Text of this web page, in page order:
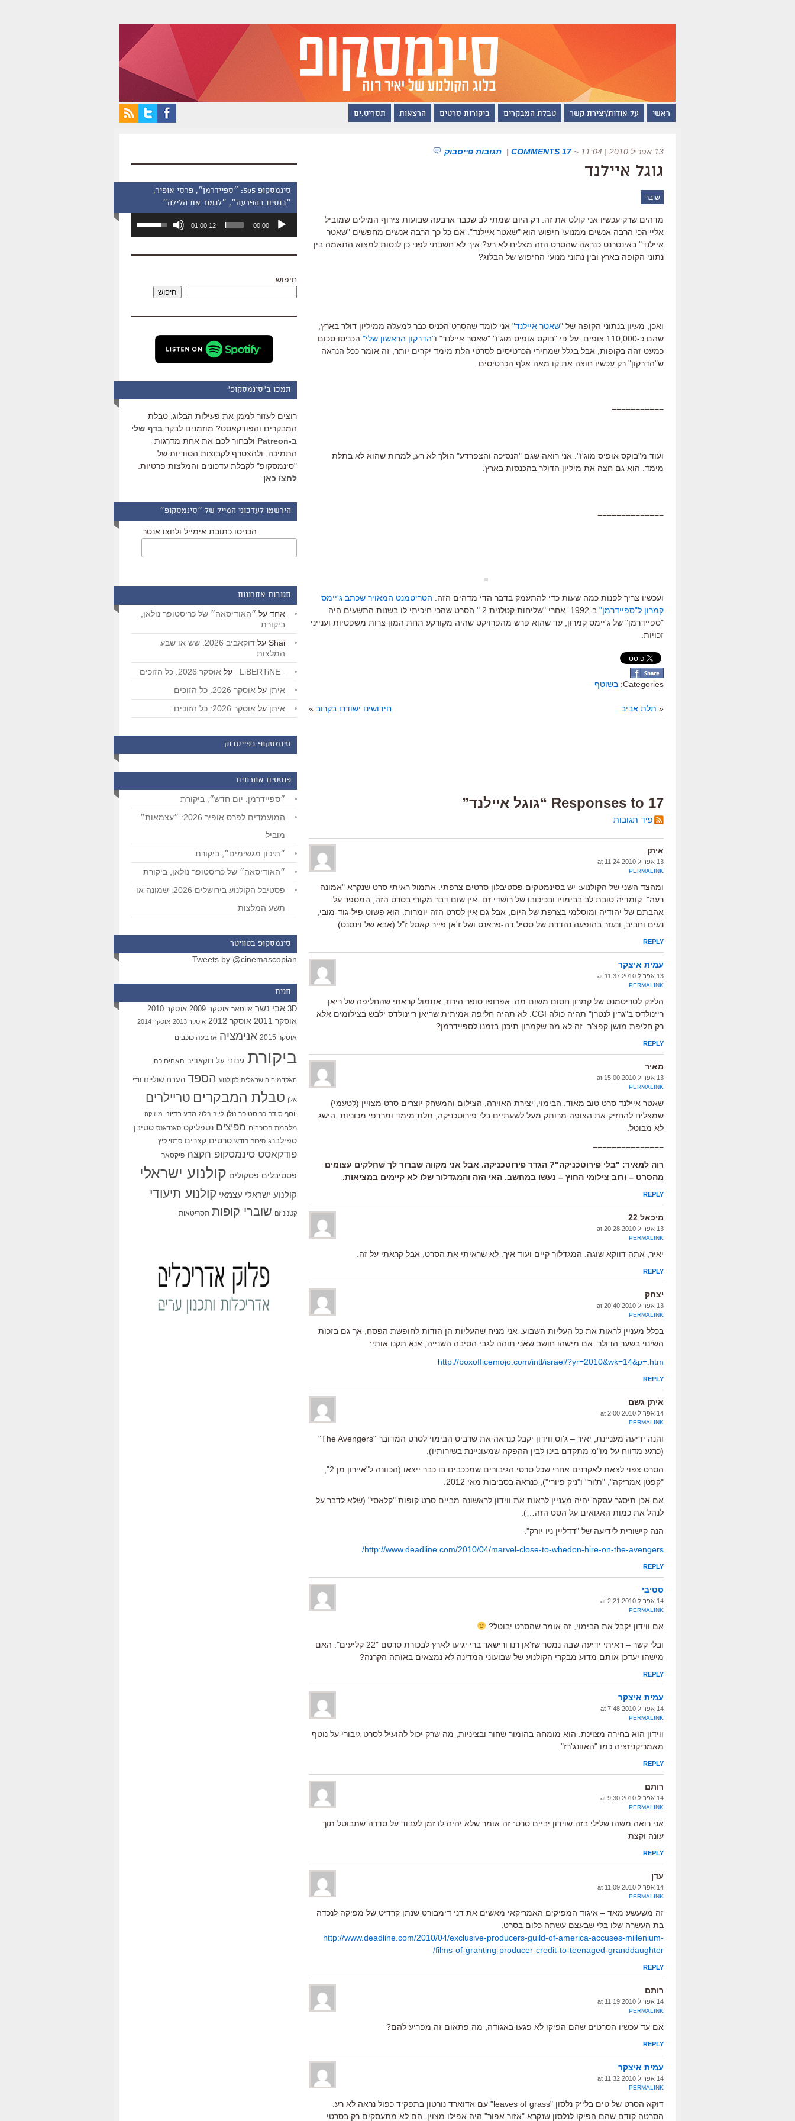
ראשי על אודות/יצירת קשר טבלת המבקרים ביקורות סרטים הרצאות תסריט.ים
13 אפריל 2010 | 11:04 ~
17 COMMENTS
| תגובות פייסבוק
גוגל איילנד
שובר
מדהים שרק עכשיו אני קולט את זה. רק היום שמתי לב שכבר ארבעה שבועות צירוף המילים שמוביל
אליי הכי הרבה אנשים ממנועי חיפוש הוא "שאטר איילנד". אם כל כך הרבה אנשים מחפשים "שאטר
איילנד" באינטרנט כנראה שהסרט הזה מצליח לא רע? איך לא חשבתי לפני כן לנסות למצוא התאמה בין
נתוני הקופה בארץ ובין נתוני מנועי החיפוש של הבלוג?
ואכן, מעיון בנתוני הקופה של "שאטר איילנד" אני לומד שהסרט הכניס כבר למעלה ממיליון דולר בארץ,
שהם כ-110,000 צופים. על פי "בוקס אופיס מוג'ו" "שאטר איילנד" ו
"הדרקון הראשון שלי" הכניסו סכום
כמעט זהה בקופות, אבל בגלל שמחירי הכרטיסים לסרטי הלת מימד יקרים יותר, זה אומר ככל הנראה
ש"הדרקון" רק עכשיו חוצה את קו מאה אלף הכרטיסים.
===========
ועוד מ"בוקס אופיס מוג'ו": אני רואה שגם "הנסיכה והצפרדע" הולך לא רע, למרות שהוא לא בתלת
מימד. הוא גם חצה את מיליון הדולר בהכנסות בארץ.
==============
ועכשיו צריך לפנות כמה שעות כדי להתעמק בדבר הדי מדהים הזה: הטריטמנט המאויר שכתב ג'יימס
קמרון ל"ספיידרמן"
ב-1992. אחרי "שליחות קטלנית 2 " הסרט שהכי חיכיתי לו בשנות התשעים היה
"ספיידרמן" של ג'יימס קמרון, עד שהוא פרש מהפרויקט שהיה מקורקע תחת המון צרות משפטיות וענייני
זכויות.
Categories: בשוטף
« תלת אביב חידושינו ישודרו בקרוב »
17 Responses to “גוגל איילנד”
פיד תגובות
איתן
13 אפריל 2010 at 11:24
PERMALINK
ומהצד השני של הקולנוע: יש בסינמטקים פסטיבלון סרטים צרפתי. אתמול ראיתי סרט שנקרא "אמונה
רעה". קומדיה טובת לב בבימויו ובכיכובו של רושדי זם. אין שום דבר מקורי בסרט הזה, המספר על
אהבתם של יהודיה ומוסלמי בצרפת של היום, אבל גם אין לסרט הזה יומרות. הוא פשוט פיל-גוד-מובי,
נעים וחביב, ונעזר בהופעה נהדרת של ססיל דה-פראנס ושל ז'אן פייר קאסל ז"ל (אבא של וינסנט).
REPLY
עמית איצקר
13 אפריל 2010 at 11:37
PERMALINK
הלינק לטריטמנט של קמרון חסום משום מה. אפרופו סופר הירוז, אתמול קראתי שהחליפה של ריאן
ריינולדס ב"גרין לנטרן" תהיה כולה CGI. לא תהיה חליפה אמיתית שריאן ריינולדס ילבש בצילומים אלא
רק חליפת מושן קפצ'ר. זה לא מה שקמרון תיכנן בזמנו לספיידרמן?
REPLY
מאיר
13 אפריל 2010 at 15:00
PERMALINK
שאטר איילנד סרט טוב מאוד. הבימוי, יצירת האוירה, הצילום והמשחק יוצרים סרט מצויין (לטעמי)
שמצליח להחזיק את הצופה מרותק מעל לשעתיים בלי פירוטכניקה, תלת מימד ומרדפי מכוניות. הישג
לא מבוטל.
===============
רוה למאיר: "בלי פירוטכניקה"? הגדר פירוטכניקה. אבל אני מקווה שברור לך שחלקים עצומים
מהסרט – ורוב צילומי החוץ – נעשו במחשב. האי הזה והמגדלור שלו לא קיימים במציאות.
REPLY
מיכאל 22
13 אפריל 2010 at 20:28
PERMALINK
יאיר, אתה דווקא שוגה. המגדלור קיים ועוד איך. לא שראיתי את הסרט, אבל קראתי על זה.
REPLY
יצחק
13 אפריל 2010 at 20:40
PERMALINK
בכלל מעניין לראות את כל העליות השבוע. אני מניח שהעליות הן הודות לחופשת הפסח, אך גם בזכות
השינוי בשער הדולר. אם מישהו חושב שאני תוהה לגבי הסיבה השנייה, אנא תקנו אותי:
http://boxofficemojo.com/intl/israel/?yr=2010&wk=14&p=.htm
REPLY
איתן גשם
14 אפריל 2010 at 2:00
PERMALINK
והנה ידיעה מעניינת, יאיר – ג'וס ווידון יקבל כנראה את שרביט הבימוי לסרט המדובר "The Avengers"
(כרגע מדווח על מו"מ מתקדם בינו לבין ההפקה שמעוניינת בשירותיו).
הסרט צפוי לצאת לאקרנים אחרי שכל סרטי הגיבורים שמככבים בו כבר ייצאו (הכוונה ל"איירון מן 2",
"קפטן אמריקה", "ת'ור" ו"ניק פיורי"), כנראה בסביבות מאי 2012.
אם אכן תיסגר עסקה יהיה מעניין לראות את ווידון לראשונה מביים סרט קופות "קלאסי" (שלא לדבר על
לנהל את כמות האגואים על הסט הזה…).
הנה קישורית לידיעה של "דדליין ניו יורק":
http://www.deadline.com/2010/04/marvel-close-to-whedon-hire-on-the-avengers/
REPLY
סטיבי
14 אפריל 2010 at 2:21
PERMALINK
אם ווידון יקבל את הבימוי, זה אומר שהסרט יבוטל?
ובלי קשר – ראיתי ידיעה שבה נמסר שז'אן רנו ורישאר ברי יגיעו לארץ לבכורת סרטם "22 קליעים". האם
מישהו יעדכן אותם מדוע מבקרי הקולנוע של שבועוני המדינה לא נמצאים באותה הקרנה?
REPLY
עמית איצקר
14 אפריל 2010 at 7:48
PERMALINK
ווידון הוא בחירה מצוינת. הוא מומחה בהומור שחור ובציניות, מה שרק יכול להועיל לסרט גיבורי על נוטף
מאמריקניזציה כמו "האוונג'רז".
REPLY
רותם
14 אפריל 2010 at 9:30
PERMALINK
אני רואה משהו שלילי בזה שוידון יביים סרט: זה אומר שלא יהיה לו זמן לעבוד על סדרה שתבוטל תוך
עונה וקצת
REPLY
עדן
14 אפריל 2010 at 11:09
PERMALINK
זה משעשע מאד – איגוד המפיקים האמריקאי מאשים את דני דימבורט שנתן קרדיט של מפיקה לנכדה
בת העשרה שלו בלי שבעצם עשתה כלום בסרט.
http://www.deadline.com/2010/04/exclusive-producers-guild-of-america-accuses-millenium-
films-of-granting-producer-credit-to-teenaged-granddaughter/
REPLY
רותם
14 אפריל 2010 at 11:19
PERMALINK
אם עד עכשיו הסרטים שהם הפיקו לא פגעו באגודה, מה פתאום זה מפריע להם?
REPLY
עמית איצקר
14 אפריל 2010 at 11:32
PERMALINK
דוקא הסרט של טים בלייק נלסון "leaves of grass" עם אדוארד נורטון בתפקיד כפול נראה לא רע.
הסרטה קודם שהם הפיקו לנלסון שנקרא "אזור אפור" היה אפילו מצוין. הם לא מתעסקים רק בסרטי
סינמסקופ 505: ״ספיידרמן״, פרסי אופיר,
״בוסית בהפרעה״, ״לגמור את הלילה״
אודיו
00:00
01:00:12
השתמש
כדי
שמע.
חיפוש
חיפוש
תמכו ב"סינמסקופ"
רוצים לעזור לממן את פעילות הבלוג, טבלת
המבקרים והפודקאסט? מוזמנים לבקר בדף שלי
ב-Patreon
ולבחור לכם את אחת מדרגות
התמיכה, ולהצטרף לקבוצות הסודיות של
"סינמסקופ" לקבלת עדכונים והמלצות פרטיות.
לחצו כאן
הירשמו לעדכוני המייל של ״סינמסקופ״
הכניסו כתובת אימייל ולחצו אנטר
תגובות אחרונות
אחד על ״האודיסאה״ של כריסטופר נולאן,
ביקורת
Shai על
דוקאביב 2026: שש או שבע
המלצות
על אוסקר 2026: כל הזוכים
איתן על אוסקר 2026: כל הזוכים
איתן על אוסקר 2026: כל הזוכים
סינמסקופ בפייסבוק
פוסטים אחרונים
״ספיידרמן: יום חדש״, ביקורת
המועמדים לפרס אופיר 2026: ״עצמאות״
מוביל
״תיכון מגשימים״, ביקורת
״האודיסאה״ של כריסטופר נולאן, ביקורת
פסטיבל הקולנוע בירושלים 2026: שמונה או
תשע המלצות
סינמסקופ בטוויטר
Tweets by @cinemascopian
תגים
3D אבי נשר אווטאר אוסקר 2009 אוסקר 2010
אוסקר 2011 אוסקר 2012 אוסקר 2013 אוסקר 2014
אוסקר 2015 אנימציה ארבעה כוכבים
ביקורת גיבורי על דוקאביב האחים כהן
האקדמיה הישראלית לקולנוע הספד הערת שוליים וודי
אלן טבלת המבקרים טריילרים
יוסף סידר כריסטופר נולן לייב בלוג מדע בדיוני מוזיקה
מלחמת הכוכבים מפיצים נטפליקס סאנדאנס סטיבן
ספילברג סיכום חודש סרטים קצרים סרטי קיץ
פודקאסט סינמסקופ הקצה פיקסאר
פסטיבלים פסקולים קולנוע ישראלי
קולנוע ישראלי עצמאי קולנוע תיעודי
קטנוניזם שוברי קופות תסריטאות